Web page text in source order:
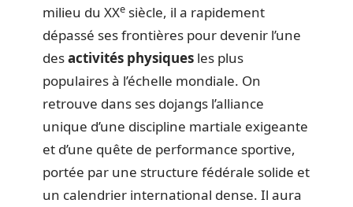
milieu du XXe siècle, il a rapidement
dépassé ses frontières pour devenir l’une
desactivités physiques les plus
populaires à l’échelle mondiale. On
retrouve dans ses dojangs l’alliance
unique d’une discipline martiale exigeante
et d’une quête de performance sportive,
portée par une structure fédérale solide et
un calendrier international dense. Il aura